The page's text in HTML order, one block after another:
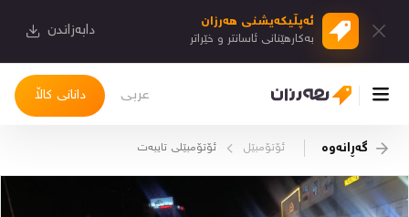
ئەپڵیكەیشنی هەرزان
بەكارهێنانی ئاسانتر و خێراتر دابەزاندن
دانانی کاڵا عربی
گەڕانەوە ئۆتۆمبێل ئۆتۆمبێلی تایبه‌ت